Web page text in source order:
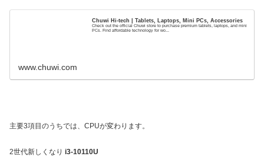
Chuwi Hi-tech | Tablets, Laptops, Mini PCs, Accessories
Check out the official Chuwi store to purchase premium tablets, laptops, and mini
PCs. Find affordable technology for wo...
www.chuwi.com
主要3項目のうちでは、CPUが変わります。
2世代新しくなり i3-10110U